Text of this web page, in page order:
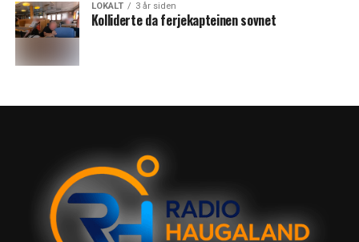
LOKALT 3 år siden
Kolliderte da ferjekapteinen sovnet